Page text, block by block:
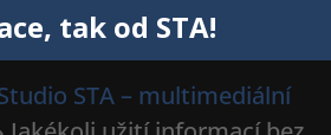
tak od STA!
STA – multimediální